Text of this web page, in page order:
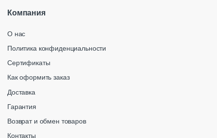
Компания
О нас
Политика конфиденциальности
Сертификаты
Как оформить заказ
Доставка
Гарантия
Возврат и обмен товаров
Контакты